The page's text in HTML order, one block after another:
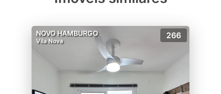
NOVO HAMBURGO
Vila Nova
266